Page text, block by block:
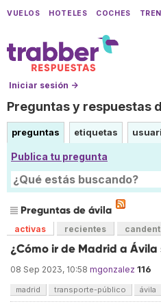
VUELOS HOTELES COCHES
Iniciar sesión →
Preguntas y respuestas
preguntas etiquetas
Publica tu pregunta
Preguntas de ávila
activas recientes
¿Cómo ir de Madrid a Ávila
08 Sep 2023, 10:58 mgonzalez 116
madrid transporte-público ávila